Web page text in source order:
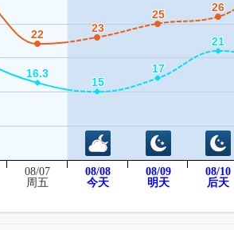
22
22 23
23
25
25
26
26
16.3
16.3
15
15
17
17
21
21
08/07
周五
08/08
今天
08/09
明天
08/10
后天